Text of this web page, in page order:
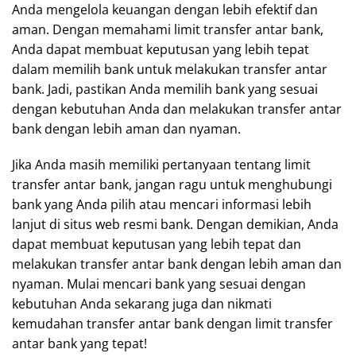
Anda mengelola keuangan dengan lebih efektif dan
aman. Dengan memahami limit transfer antar bank,
Anda dapat membuat keputusan yang lebih tepat
dalam memilih bank untuk melakukan transfer antar
bank. Jadi, pastikan Anda memilih bank yang sesuai
dengan kebutuhan Anda dan melakukan transfer antar
bank dengan lebih aman dan nyaman.
Jika Anda masih memiliki pertanyaan tentang limit
transfer antar bank, jangan ragu untuk menghubungi
bank yang Anda pilih atau mencari informasi lebih
lanjut di situs web resmi bank. Dengan demikian, Anda
dapat membuat keputusan yang lebih tepat dan
melakukan transfer antar bank dengan lebih aman dan
nyaman. Mulai mencari bank yang sesuai dengan
kebutuhan Anda sekarang juga dan nikmati
kemudahan transfer antar bank dengan limit transfer
antar bank yang tepat!